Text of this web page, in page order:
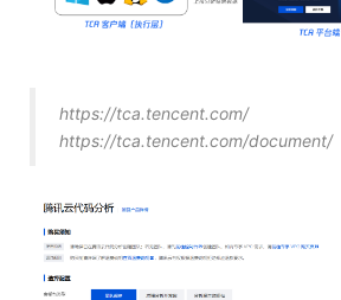
https://tca.tencent.com/
https://tca.tencent.com/document/